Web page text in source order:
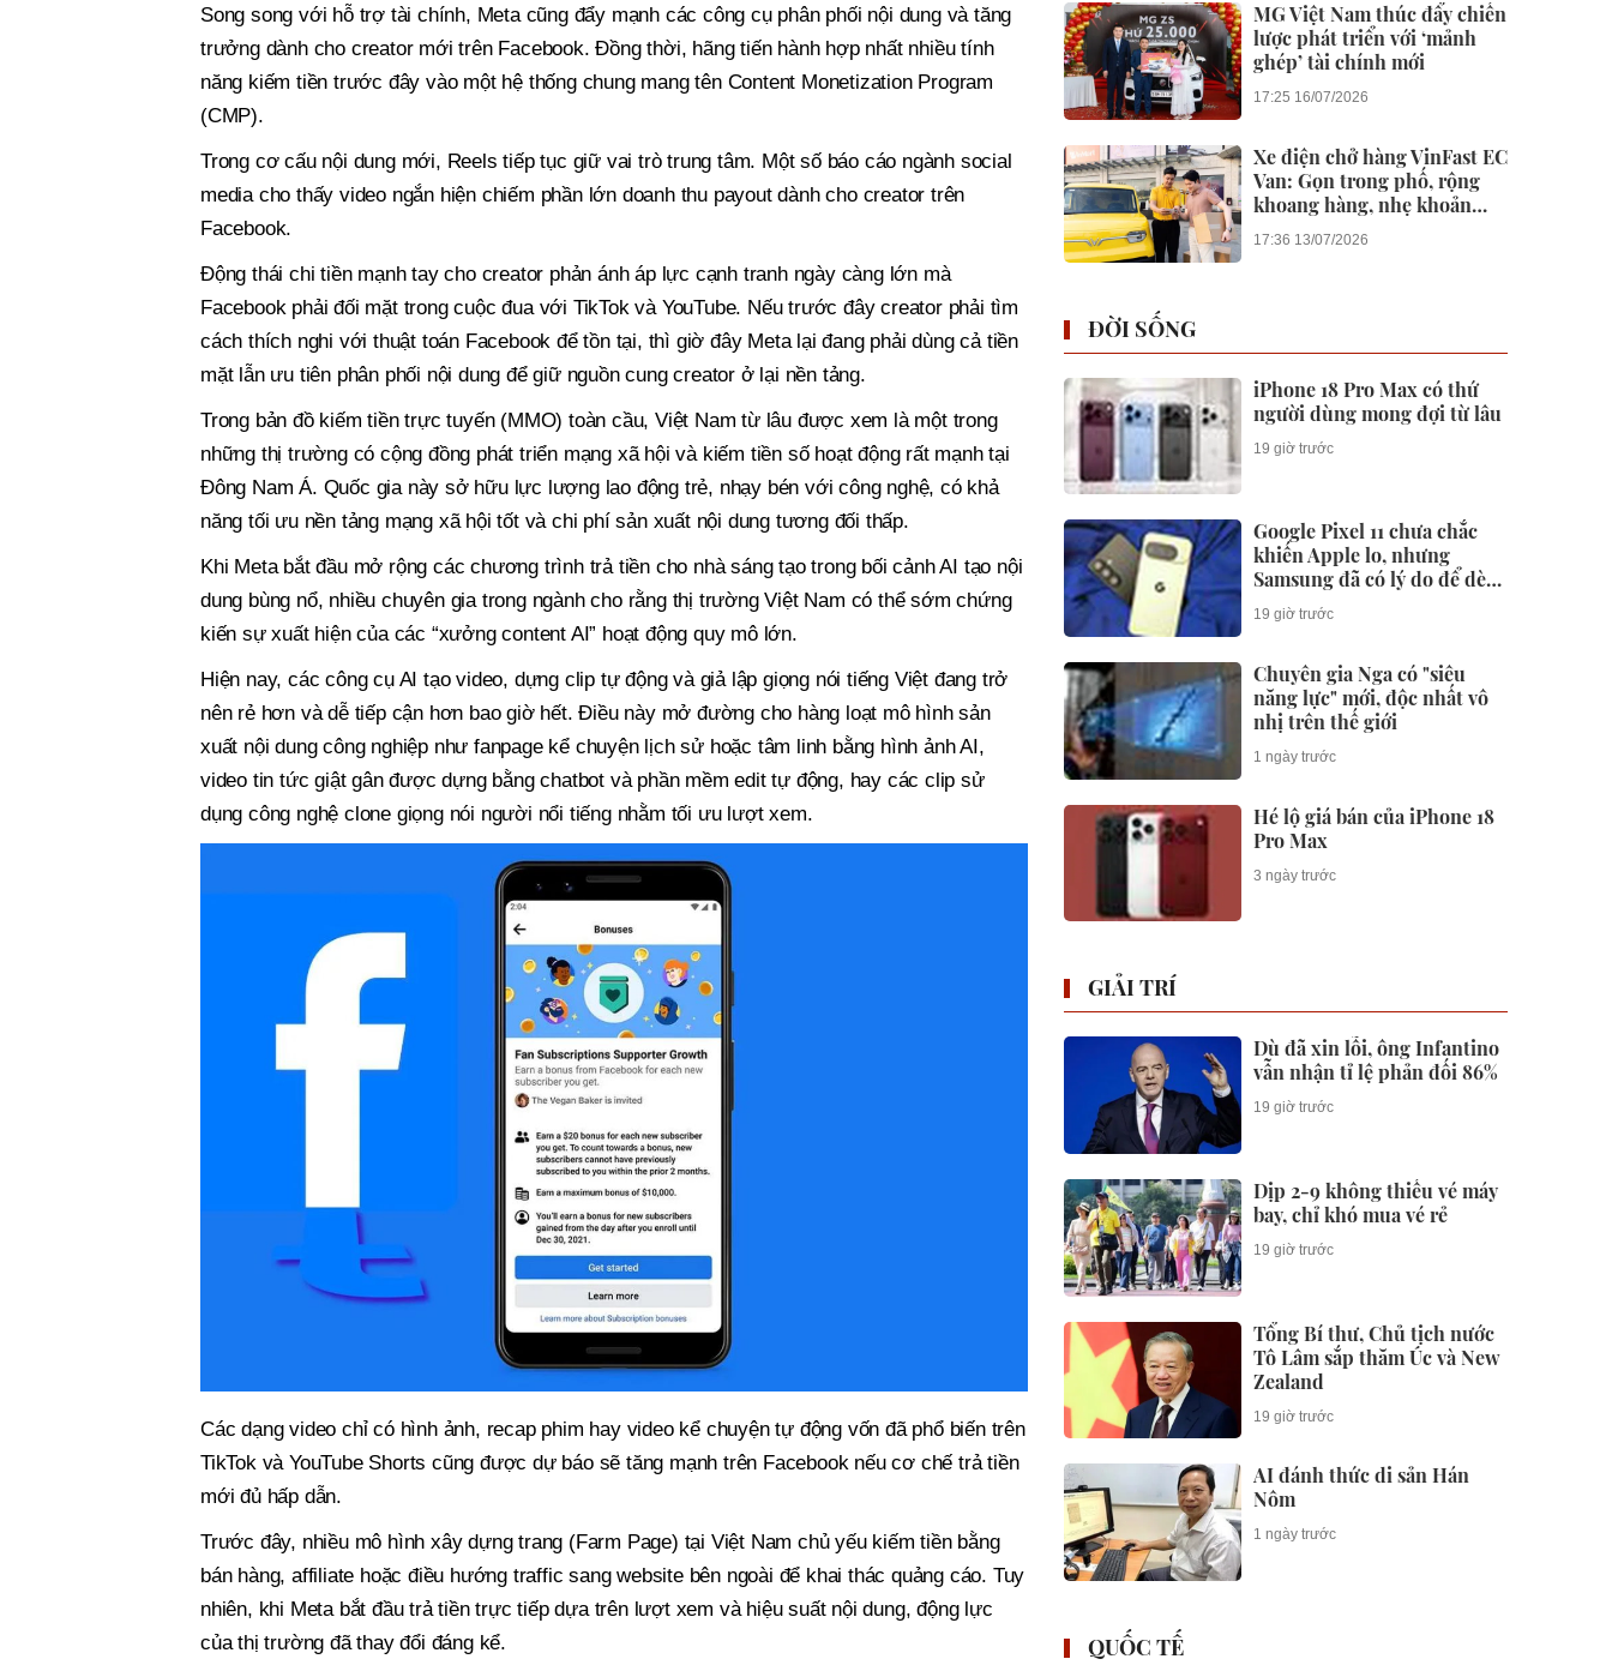
Song song với hỗ trợ tài chính, Meta cũng đẩy mạnh các công cụ phân phối nội dung và tăng
trưởng dành cho creator mới trên Facebook. Đồng thời, hãng tiến hành hợp nhất nhiều tính
năng kiếm tiền trước đây vào một hệ thống chung mang tên Content Monetization Program
(CMP).
Trong cơ cấu nội dung mới, Reels tiếp tục giữ vai trò trung tâm. Một số báo cáo ngành social
media cho thấy video ngắn hiện chiếm phần lớn doanh thu payout dành cho creator trên
Facebook.
Động thái chi tiền mạnh tay cho creator phản ánh áp lực cạnh tranh ngày càng lớn mà
Facebook phải đối mặt trong cuộc đua với TikTok và YouTube. Nếu trước đây creator phải tìm
cách thích nghi với thuật toán Facebook để tồn tại, thì giờ đây Meta lại đang phải dùng cả tiền
mặt lẫn ưu tiên phân phối nội dung để giữ nguồn cung creator ở lại nền tảng.
Trong bản đồ kiếm tiền trực tuyến (MMO) toàn cầu, Việt Nam từ lâu được xem là một trong
những thị trường có cộng đồng phát triển mạng xã hội và kiếm tiền số hoạt động rất mạnh tại
Đông Nam Á. Quốc gia này sở hữu lực lượng lao động trẻ, nhạy bén với công nghệ, có khả
năng tối ưu nền tảng mạng xã hội tốt và chi phí sản xuất nội dung tương đối thấp.
Khi Meta bắt đầu mở rộng các chương trình trả tiền cho nhà sáng tạo trong bối cảnh AI tạo nội
dung bùng nổ, nhiều chuyên gia trong ngành cho rằng thị trường Việt Nam có thể sớm chứng
kiến sự xuất hiện của các “xưởng content AI” hoạt động quy mô lớn.
Hiện nay, các công cụ AI tạo video, dựng clip tự động và giả lập giọng nói tiếng Việt đang trở
nên rẻ hơn và dễ tiếp cận hơn bao giờ hết. Điều này mở đường cho hàng loạt mô hình sản
xuất nội dung công nghiệp như fanpage kể chuyện lịch sử hoặc tâm linh bằng hình ảnh AI,
video tin tức giật gân được dựng bằng chatbot và phần mềm edit tự động, hay các clip sử
dụng công nghệ clone giọng nói người nổi tiếng nhằm tối ưu lượt xem.
Các dạng video chỉ có hình ảnh, recap phim hay video kể chuyện tự động vốn đã phổ biến trên
TikTok và YouTube Shorts cũng được dự báo sẽ tăng mạnh trên Facebook nếu cơ chế trả tiền
mới đủ hấp dẫn.
Trước đây, nhiều mô hình xây dựng trang (Farm Page) tại Việt Nam chủ yếu kiếm tiền bằng
bán hàng, affiliate hoặc điều hướng traffic sang website bên ngoài để khai thác quảng cáo. Tuy
nhiên, khi Meta bắt đầu trả tiền trực tiếp dựa trên lượt xem và hiệu suất nội dung, động lực
của thị trường đã thay đổi đáng kể.
MG Việt Nam thúc đẩy chiến
lược phát triển với ‘mảnh
ghép’ tài chính mới
17:25 16/07/2026
Xe điện chở hàng VinFast EC
Van: Gọn trong phố, rộng
khoang hàng, nhẹ khoản
nuôi xe
17:36 13/07/2026
ĐỜI SỐNG
iPhone 18 Pro Max có thứ
người dùng mong đợi từ lâu
19 giờ trước
Google Pixel 11 chưa chắc
khiến Apple lo, nhưng
Samsung đã có lý do để dè
chừng
19 giờ trước
Chuyên gia Nga có "siêu
năng lực" mới, độc nhất vô
nhị trên thế giới
1 ngày trước
Hé lộ giá bán của iPhone 18
Pro Max
3 ngày trước
GIẢI TRÍ
Dù đã xin lỗi, ông Infantino
vẫn nhận tỉ lệ phản đối 86%
19 giờ trước
Dịp 2-9 không thiếu vé máy
bay, chỉ khó mua vé rẻ
19 giờ trước
Tổng Bí thư, Chủ tịch nước
Tô Lâm sắp thăm Úc và New
Zealand
19 giờ trước
AI đánh thức di sản Hán
Nôm
1 ngày trước
QUỐC TẾ